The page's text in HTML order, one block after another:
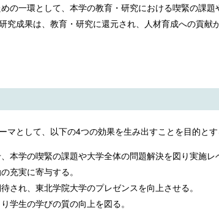
の一環として、本学の教育・研究における喫緊の課
究成果は、教育・研究に還元され、人材育成への貢
マとして、以下の4つの効果を生み出すことを目的と
本学の喫緊の課題や大学全体の問題解決を図り実施
充実に寄与する。
され、東北学院大学のプレゼンスを向上させる。
学生の学びの質の向上を図る。